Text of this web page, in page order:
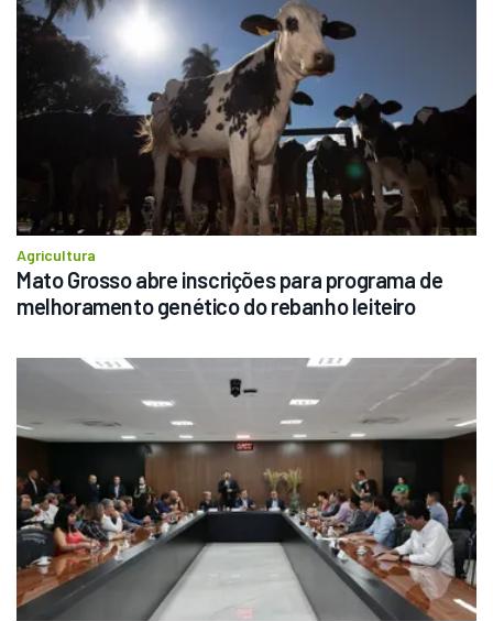
Agricultura
Mato Grosso abre inscrições para programa de
melhoramento genético do rebanho leiteiro